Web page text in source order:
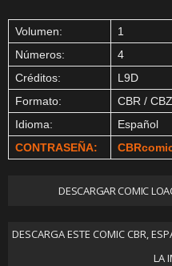
Volumen:
1
Números:
4
Créditos:
L9D
Formato:
CBR / CBZ
Idioma:
Español
CONTRASEÑA:
DESCARGAR COMIC
DESCARGA ESTE COMIC CBR,
LA